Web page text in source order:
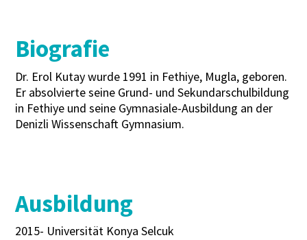
Biografie
Dr. Erol Kutay wurde 1991 in Fethiye, Mugla, geboren.
Er absolvierte seine Grund- und Sekundarschulbildung
in Fethiye und seine Gymnasiale-Ausbildung an der
Denizli Wissenschaft Gymnasium.
Ausbildung
2015- Universität Konya Selcuk